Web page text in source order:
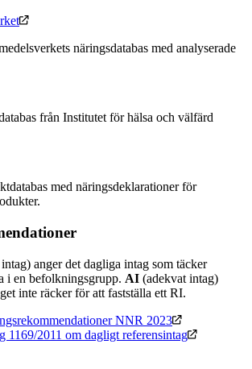
näringsdatabas med analyserade
från Institutet för hälsa och välfärd
med näringsdeklarationer för
anger det dagliga intag som täcker
i en befolkningsgrupp. AI (adekvat intag)
inte räcker för att fastställa ett RI.
NNR 2023
1169/2011 om dagligt referensintag